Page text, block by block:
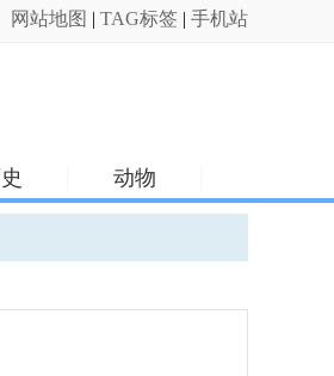
网站地图 | TAG标签 | 手机站
动物